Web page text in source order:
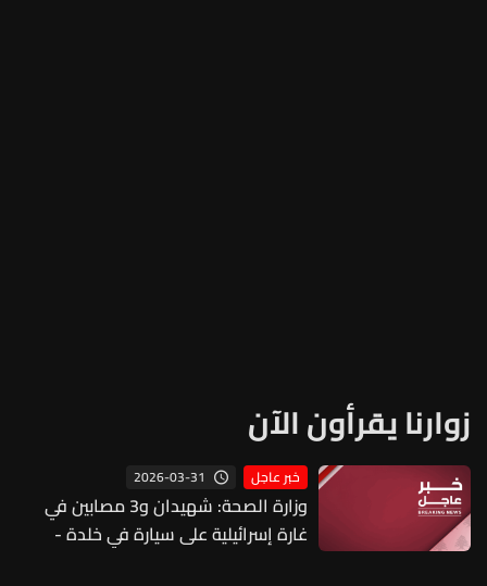
زوارنا يقرأون الآن
خبر عاجل 2026-03-31
وزارة الصحة: شهيدان و3 مصابين في
غارة إسرائيلية على سيارة في خلدة -